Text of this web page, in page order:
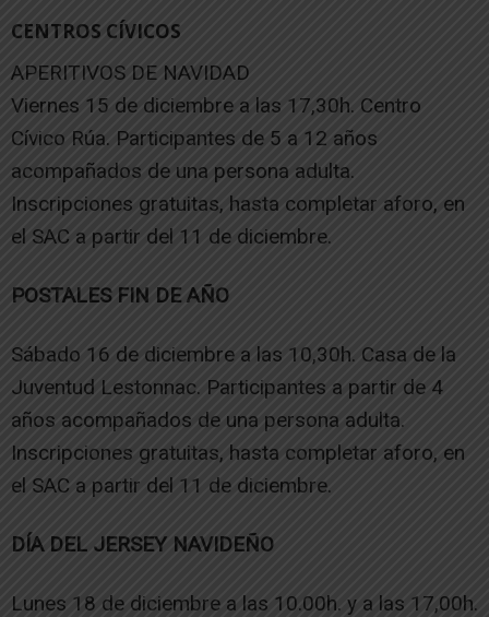
CENTROS CÍVICOS
APERITIVOS DE NAVIDAD
Viernes 15 de diciembre a las 17,30h. Centro
Cívico Rúa. Participantes de 5 a 12 años
acompañados de una persona adulta.
Inscripciones gratuitas, hasta completar aforo, en
el SAC a partir del 11 de diciembre.
POSTALES FIN DE AÑO
Sábado 16 de diciembre a las 10,30h. Casa de la
Juventud Lestonnac. Participantes a partir de 4
años acompañados de una persona adulta.
Inscripciones gratuitas, hasta completar aforo, en
el SAC a partir del 11 de diciembre.
DÍA DEL JERSEY NAVIDEÑO
Lunes 18 de diciembre a las 10.00h. y a las 17,00h.